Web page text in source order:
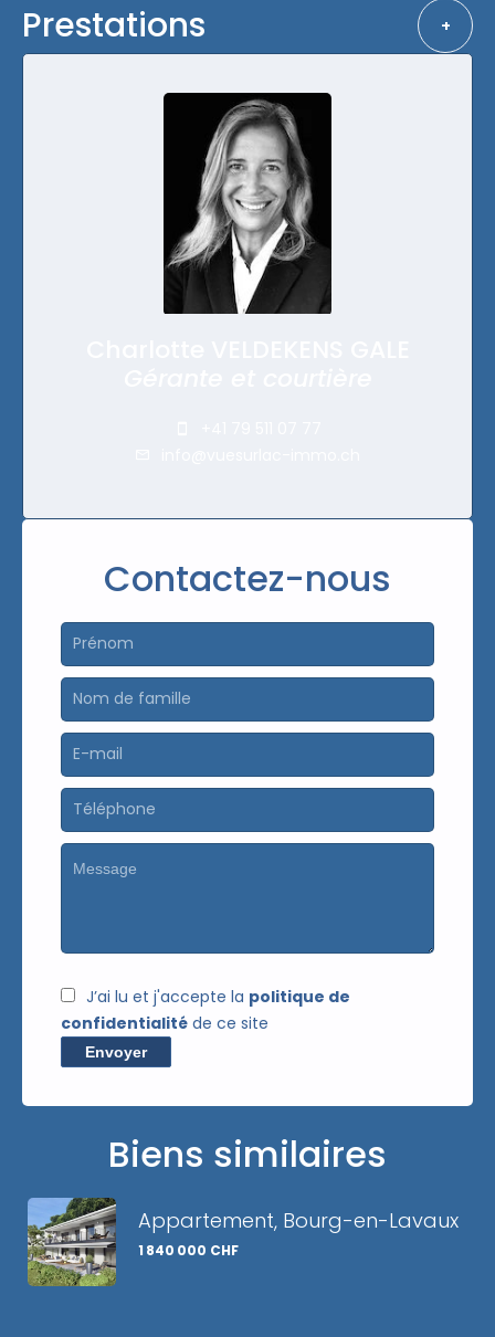
Prestations +
Contactez-nous
J’ai lu et j'accepte la politique de
confidentialité de ce site
Envoyer
Biens similaires
Appartement, Bourg-en-Lavaux
1 840 000 CHF